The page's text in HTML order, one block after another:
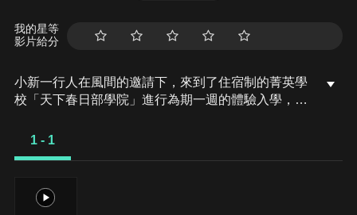
我的星等
影片給分
小新一行人在風間的邀請下，來到了住宿制的菁英學
校「天下春日部學院」進行為期一週的體驗入學，小
在體驗入學期間拿下好成績，並正式就讀。可是，小
中找到了倒臥其中的風間！而且他的屁股上有個詭異
的咬痕…。隔天早上，風間醒來後居然變成一個超級
1 - 1
1